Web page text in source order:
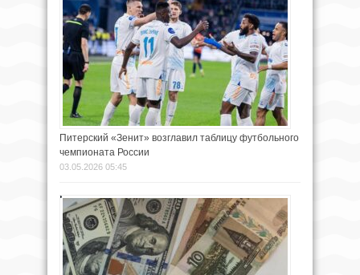
Питерский «Зенит» возглавил таблицу футбольного
чемпионата России
03.05.2026 05:45